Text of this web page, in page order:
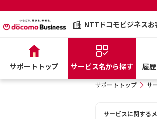
NTTドコモビジネスお
サポートトップ サービス名から探す 履
サポートトップ サ
サービスに関する